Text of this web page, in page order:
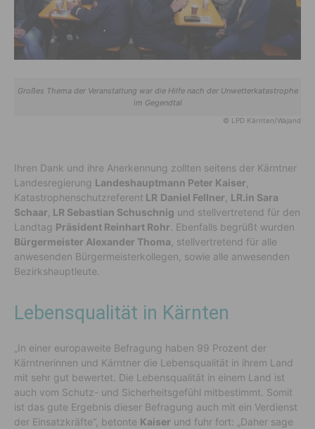
Großes Thema der Veranstaltung war die Hilfe nach der Unwetterkatastrophe
im Gegendtal
© LPD Kärnten/Wajand
Ihren Dank und ihre Anerkennung zollten seitens der Kärntner
Landesregierung Landeshauptmann Peter Kaiser
Katastrophenschutzreferent LR Daniel Fellner LR.in Sara
Schaar LR Sebastian Schuschnig und stellvertretend für den
Landtag Präsident Reinhart Rohr . Ebenfalls begrüßt wurden
Bürgermeister Alexander Thoma , stellvertretend für alle
anwesenden Bürgermeisterkollegen, sowie alle anwesenden
Bezirkshauptleute.
Lebensqualität in Kärnten
„In einer europaweite Befragung haben 99 Prozent der
Kärntnerinnen und Kärntner die Lebensqualität in ihrem Land
mit sehr gut bewertet. Die Lebensqualität in einem Land ist
auch vom Schutz- und Sicherheitsgefühl mitbestimmt. Somit
ist das gute Ergebnis dieser Befragung auch mit ein Verdienst
der Einsatzkräfte“, betonte Kaiser und fuhr fort: „Daher sage